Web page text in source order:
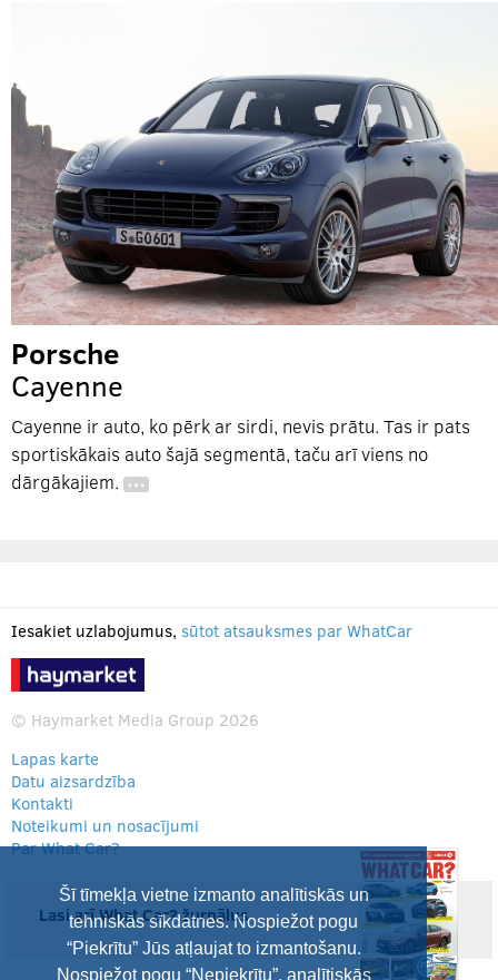
Šī tīmekļa vietne izmanto analītiskās un
tehniskās sīkdatnes. Nospiežot pogu
“Piekrītu” Jūs atļaujat to izmantošanu.
Nospiežot pogu “Nepiekrītu”, analītiskās
Porsche
Cayenne
Cayenne ir auto, ko pērk ar sirdi, nevis prātu. Tas ir pats
sportiskākais auto šajā segmentā, taču arī viens no
dārgākajiem. …
Iesakiet uzlabojumus, sūtot atsauksmes par WhatCar
© Haymarket Media Group 2026
Lapas karte
Datu aizsardzība
Kontakti
Noteikumi un nosacījumi
Par What Car?
Lasi arī What Car? žurnālus